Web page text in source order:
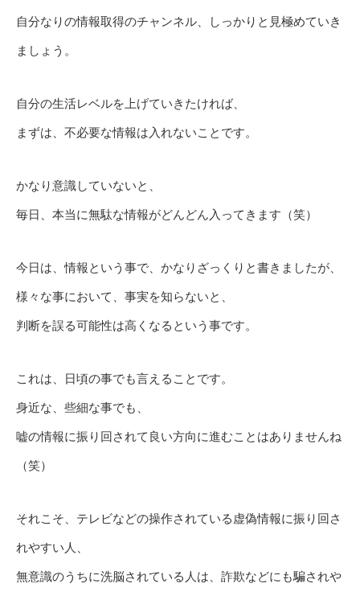
自分なりの情報取得のチャンネル、しっかりと見極めていき
ましょう。
自分の生活レベルを上げていきたければ、
まずは、不必要な情報は入れないことです。
かなり意識していないと、
毎日、本当に無駄な情報がどんどん入ってきます（笑）
今日は、情報という事で、かなりざっくりと書きましたが、
様々な事において、事実を知らないと、
判断を誤る可能性は高くなるという事です。
これは、日頃の事でも言えることです。
身近な、些細な事でも、
嘘の情報に振り回されて良い方向に進むことはありませんね
（笑）
それこそ、テレビなどの操作されている虚偽情報に振り回さ
れやすい人、
無意識のうちに洗脳されている人は、詐欺などにも騙されや